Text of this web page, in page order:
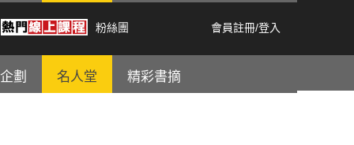
粉絲團 會員註冊/登入
劃 名人堂 精彩書摘